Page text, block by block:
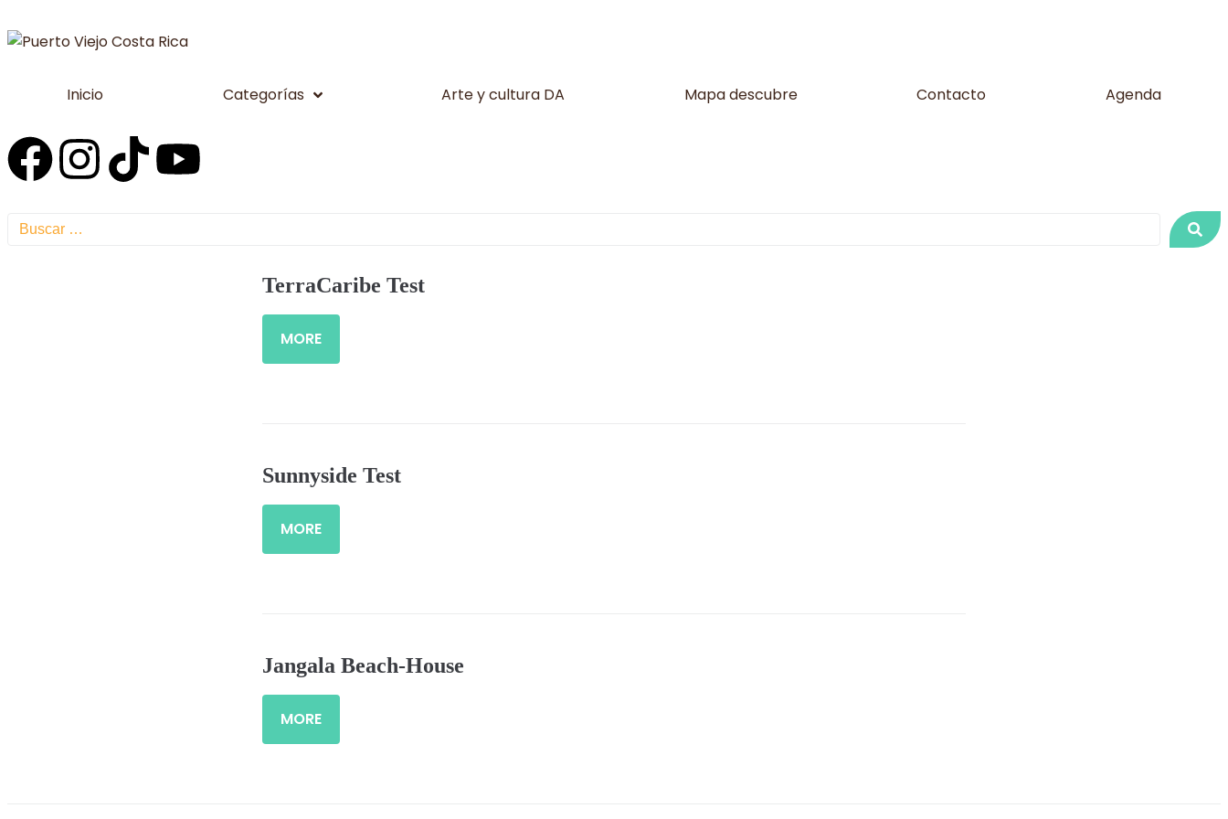
Inicio Categorías Arte y cultura DA Mapa descubre Contacto Agenda
TerraCaribe Test
MORE
Sunnyside Test
MORE
Jangala Beach-House
MORE